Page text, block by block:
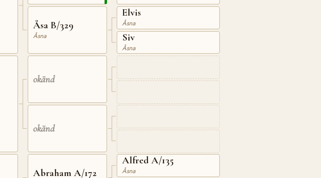
Åsa B/329
Åsna
okänd
okänd
Abraham A/172
Elvis
Åsna
Siv
Åsna
Alfred A/135
Åsna